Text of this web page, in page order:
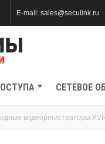
E-mail: sales@seculink.ru
СЕТЕВОЕ
видеорегистраторы